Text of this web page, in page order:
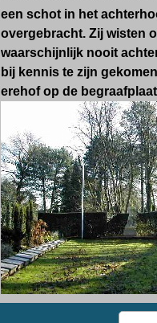
een schot in het
overgebracht. Zij wisten
waarschijnlijk nooit
bij kennis te zijn
erehof op de